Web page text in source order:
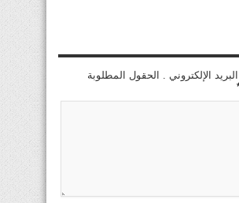
الإلكتروني . الحقول المطلوبة